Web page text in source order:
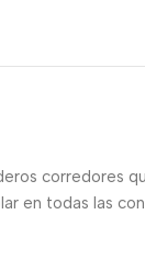
corredores
en todas las